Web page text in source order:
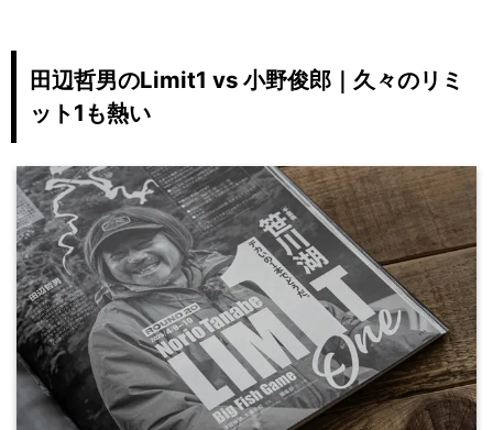
田辺哲男のLimit1 vs 小野俊郎｜久々のリミ
ット1も熱い